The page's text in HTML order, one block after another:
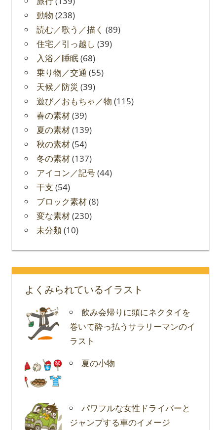
動物 (238)
読む／歌う／描く (89)
住宅／引っ越し (39)
入浴／睡眠(68)
乗り物／交通 (55)
天候／防災 (39)
遊び／おもちゃ／物 (115)
春の素材(39)
夏の素材(139)
秋の素材(54)
冬の素材(137)
アイコン／記号(44)
干支 (54)
ブロック素材(8)
変な素材(230)
未分類(10)
よくみられているイラスト
飲み会帰りに頭にネクタイを
巻いて酔っ払うサラリーマンのイ
ラスト
夏の小物
パワフルな女性ドライバーと
ジャンプする車のイメージ